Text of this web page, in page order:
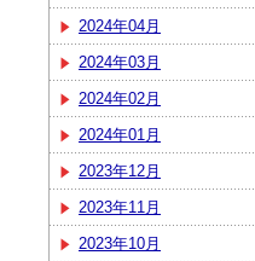
2024年04月
2024年03月
2024年02月
2024年01月
2023年12月
2023年11月
2023年10月